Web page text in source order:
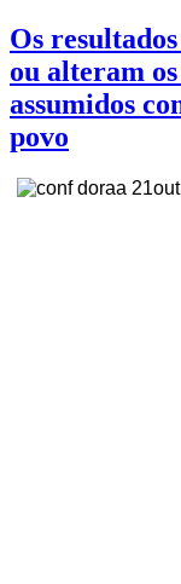
Os
ou alteram
assumidos
povo